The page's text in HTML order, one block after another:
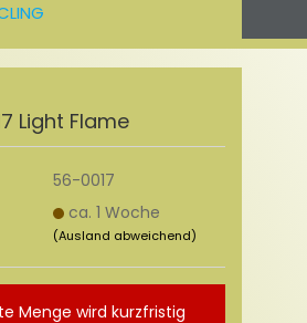
Light Flame
56-0017
ca. 1 Woche
(Ausland abweichend)
Menge wird kurzfristig